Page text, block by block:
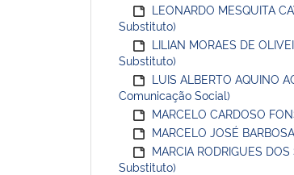
LEONARDO MESQUITA
Substituto)
LILIAN MORAES DE
Substituto)
LUIS ALBERTO AQUINO
Comunicação Social)
MARCELO CARDOSO
MARCELO JOSÉ
MARCIA RODRIGUES
Substituto)